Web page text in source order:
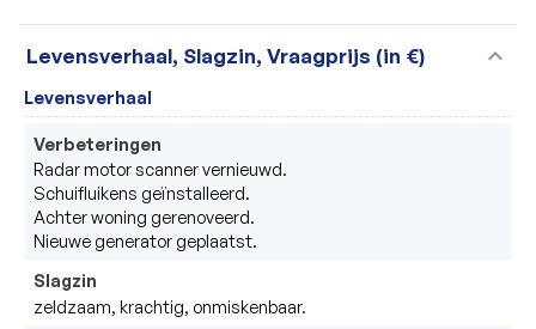
Levensverhaal, Slagzin, Vraagprijs (in €) expand_more
Levensverhaal
Verbeteringen
Radar motor scanner vernieuwd.
Schuifluikens geïnstalleerd.
Achter woning gerenoveerd.
Slagzin
zeldzaam, krachtig, onmiskenbaar.